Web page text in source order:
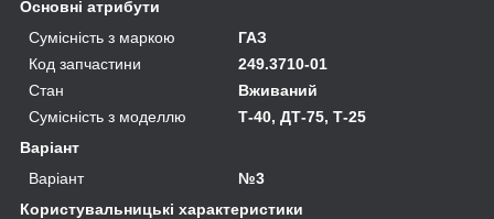
Основні атрибути
Сумісність з маркою
ГАЗ
Код запчастини
249.3710-01
Стан
Вживаний
Сумісність з моделлю
Т-40, ДТ-75, Т-25
Варіант
Варіант
№3
Користувальницькі характеристики